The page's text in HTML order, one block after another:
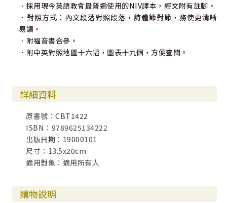
．採用現今英語教會最普遍使用的NIV譯本，經文附有註腳。
．對照方式：內文段落對照段落，詩體節對節，務使更清晰
易讀。
．附福音書合參。
．附中英對照地圖十六幅，圖表十九個，方便查閱。
詳細資料
原書號：CBT1422
ISBN：9789625134222
出版日期：19000101
尺寸：13.5x20cm
適用對象：適用所有人
購物說明